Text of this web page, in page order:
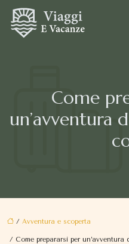
Come
un’avventura
/ Avventura e scoperta
/ Come prepararsi per